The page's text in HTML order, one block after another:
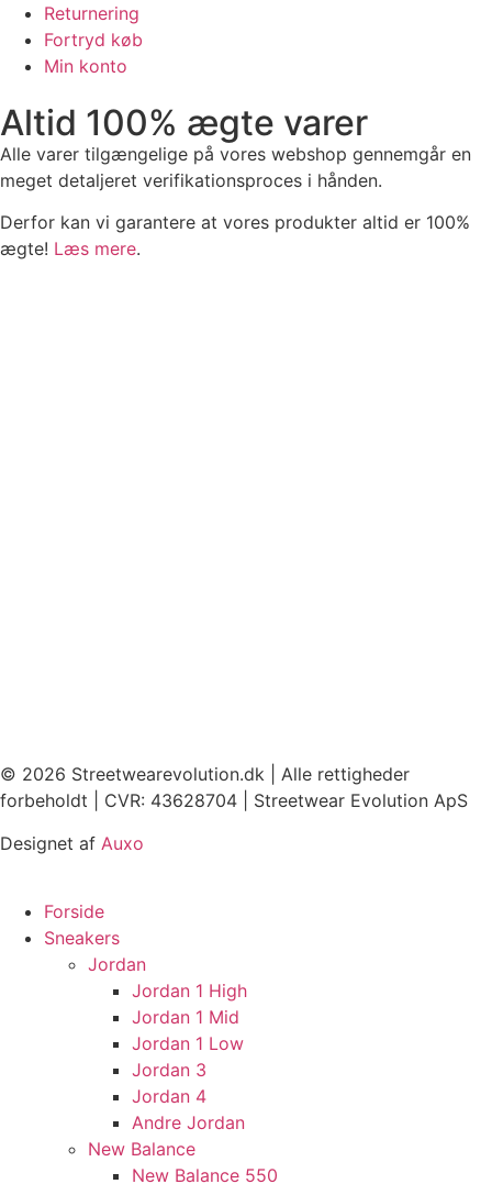
Returnering
Fortryd køb
Min konto
Altid 100% ægte varer
Alle varer tilgængelige på vores webshop gennemgår en
meget detaljeret verifikationsproces i hånden.
Derfor kan vi garantere at vores produkter altid er 100%
ægte! Læs mere.
© 2026 Streetwearevolution.dk | Alle rettigheder
forbeholdt | CVR: 43628704 | Streetwear Evolution ApS
Designet af Auxo
Forside
Sneakers
Jordan
Jordan 1 High
Jordan 1 Mid
Jordan 1 Low
Jordan 3
Jordan 4
Andre Jordan
New Balance
New Balance 550